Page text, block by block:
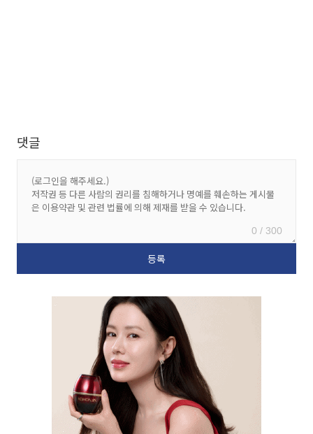
댓글
0 / 300